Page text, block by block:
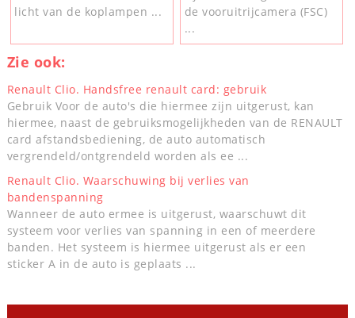
licht van de koplampen ...
de vooruitrijcamera (FSC)
...
Zie ook:
Renault Clio. Handsfree renault card: gebruik
Gebruik Voor de auto's die hiermee zijn uitgerust, kan
hiermee, naast de gebruiksmogelijkheden van de RENAULT
card afstandsbediening, de auto automatisch
vergrendeld/ontgrendeld worden als ee ...
Renault Clio. Waarschuwing bij verlies van
bandenspanning
Wanneer de auto ermee is uitgerust, waarschuwt dit
systeem voor verlies van spanning in een of meerdere
banden. Het systeem is hiermee uitgerust als er een
sticker A in de auto is geplaats ...